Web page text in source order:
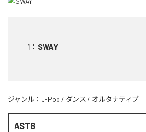
1 ： SWAY
ジャンル： J-Pop / ダンス / オルタナティブ
AST8